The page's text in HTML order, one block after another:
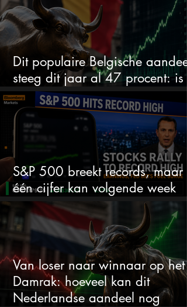
Dit populaire Belgische aandeel
steeg dit jaar al 47 procent: is
ruimte voor meer?
S&P 500 breekt records, maar
één cijfer kan volgende week
alles veranderen
Van loser naar winnaar op het
Damrak: hoeveel kan dit
Nederlandse aandeel nog